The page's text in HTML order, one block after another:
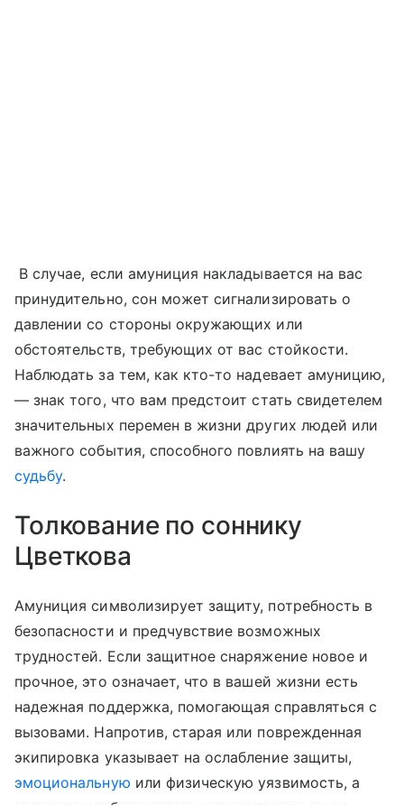
В случае, если амуниция накладывается на вас
принудительно, сон может сигнализировать о
давлении со стороны окружающих или
обстоятельств, требующих от вас стойкости.
Наблюдать за тем, как кто-то надевает амуницию,
— знак того, что вам предстоит стать свидетелем
значительных перемен в жизни других людей или
важного события, способного повлиять на вашу
судьбу.
Толкование по соннику
Цветкова
Амуниция символизирует защиту, потребность в
безопасности и предчувствие возможных
трудностей. Если защитное снаряжение новое и
прочное, это означает, что в вашей жизни есть
надежная поддержка, помогающая справляться с
вызовами. Напротив, старая или поврежденная
экипировка указывает на ослабление защиты,
эмоциональную или физическую уязвимость, а